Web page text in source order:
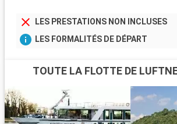
LES PRESTATIONS NON INCLUSES
LES FORMALITÉS DE DÉPART
TOUTE LA FLOTTE DE